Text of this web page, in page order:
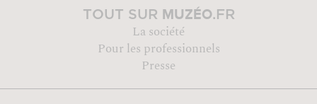
TOUT SUR MUZÉO.FR
La société
Pour les professionnels
Presse